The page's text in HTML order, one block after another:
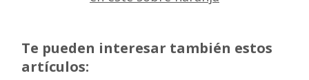
Te pueden interesar también estos
artículos: